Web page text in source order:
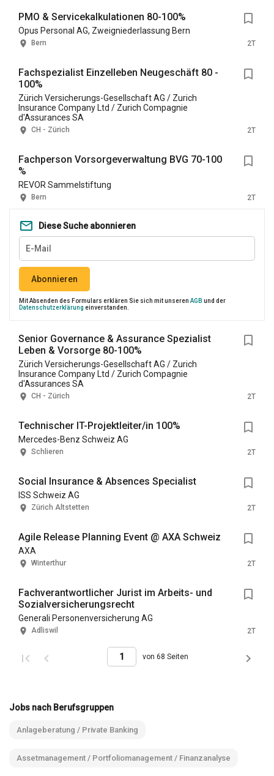
PMO & Servicekalkulationen 80-100%
Opus Personal AG, Zweigniederlassung Bern
Bern 2T
Fachspezialist Einzelleben Neugeschäft 80 -
100%
Zürich Versicherungs-Gesellschaft AG / Zurich
Insurance Company Ltd / Zurich Compagnie
d'Assurances SA
CH - Zürich 2T
Fachperson Vorsorgeverwaltung BVG 70-100
%
REVOR Sammelstiftung
Bern 2T
Diese Suche abonnieren
Abonnieren
Mit Absenden des Formulars erklären Sie sich mit unseren AGB und der
Datenschutzerklärung einverstanden.
Senior Governance & Assurance Spezialist
Leben & Vorsorge 80-100%
Zürich Versicherungs-Gesellschaft AG / Zurich
Insurance Company Ltd / Zurich Compagnie
d'Assurances SA
CH - Zürich 2T
Technischer IT-Projektleiter/in 100%
Mercedes-Benz Schweiz AG
Schlieren 2T
Social Insurance & Absences Specialist
ISS Schweiz AG
Zürich Altstetten 2T
Agile Release Planning Event @ AXA Schweiz
AXA
Winterthur 2T
Fachverantwortlicher Jurist im Arbeits- und
Sozialversicherungsrecht
Generali Personenversicherung AG
Adliswil 2T
von 68 Seiten
Jobs nach Berufsgruppen
Anlageberatung / Private Banking
Assetmanagement / Portfoliomanagement / Finanzanalyse